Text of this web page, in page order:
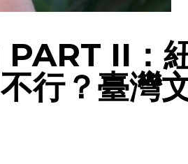
PART II：
行？臺灣